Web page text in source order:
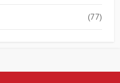
(77)